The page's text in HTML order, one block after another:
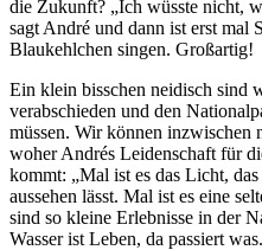
die Zukunft? „Ich wüsste nicht,
sagt André und dann ist erst mal
Blaukehlchen singen. Großartig!
Ein klein bisschen neidisch sind
verabschieden und den
müssen. Wir können inzwischen
woher Andrés Leidenschaft für
kommt: „Mal ist es das Licht,
aussehen lässt. Mal ist es eine
sind so kleine Erlebnisse in der
Wasser ist Leben, da passiert